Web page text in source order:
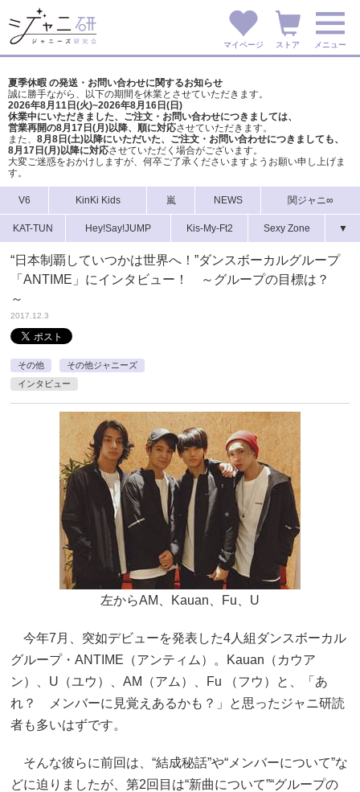
マイページ ストア メニュー
夏季休暇 の発送・お問い合わせに関するお知らせ
誠に勝手ながら、以下の期間を休業とさせていただきます。
2026年8月11日(火)~2026年8月16日(日)
休業中にいただきました、ご注文・お問い合わせにつきましては、
営業再開の8月17日(月)以降、順に対応させていただきます。
また、 8月8日(土)以降にいただいた、ご注文・ お問い合わせにつきましても、
8月17日(月)以降に対応させていただく場合がございます。
大変ご迷惑をおかけしますが、 何卒ご了承くださいますようお願い申し上げま
す。
V6 KinKi Kids 嵐 NEWS 関ジャニ∞
KAT-TUN Hey!Say!JUMP Kis-My-Ft2 Sexy Zone ▼
“日本制覇していつかは世界へ！”ダンスボーカルグループ
「ANTIME」にインタビュー！ ～グループの目標は？
～
2017.12.3
その他
その他ジャニーズ
インタビュー
左からAM、Kauan、Fu、U
今年7月、突如デビューを発表した4人組ダンスボーカル
グループ・ANTIME（アンティム）。Kauan（カウア
ン）、U（ユウ）、AM（アム）、Fu （フウ）と、「あ
れ？ メンバーに見覚えあるかも？」と思ったジャニ研読
者も多いはずです。
そんな彼らに前回は、“結成秘話”や“メンバーについて”な
どに迫りましたが、第2回目は“新曲について”“グループの